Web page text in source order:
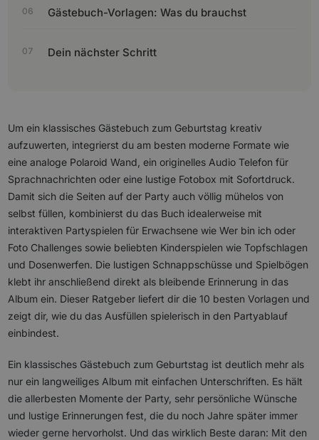
Gästebuch-Vorlagen: Was du brauchst
Dein nächster Schritt
Um ein klassisches Gästebuch zum Geburtstag kreativ
aufzuwerten, integrierst du am besten moderne Formate wie
eine analoge Polaroid Wand, ein originelles Audio Telefon für
Sprachnachrichten oder eine lustige Fotobox mit Sofortdruck.
Damit sich die Seiten auf der Party auch völlig mühelos von
selbst füllen, kombinierst du das Buch idealerweise mit
interaktiven Partyspielen für Erwachsene wie Wer bin ich oder
Foto Challenges sowie beliebten Kinderspielen wie Topfschlagen
und Dosenwerfen. Die lustigen Schnappschüsse und Spielbögen
klebt ihr anschließend direkt als bleibende Erinnerung in das
Album ein. Dieser Ratgeber liefert dir die 10 besten Vorlagen und
zeigt dir, wie du das Ausfüllen spielerisch in den Partyablauf
einbindest.
Ein klassisches Gästebuch zum Geburtstag ist deutlich mehr als
nur ein langweiliges Album mit einfachen Unterschriften. Es hält
die allerbesten Momente der Party, sehr persönliche Wünsche
und lustige Erinnerungen fest, die du noch Jahre später immer
wieder gerne hervorholst. Und das wirklich Beste daran: Mit den